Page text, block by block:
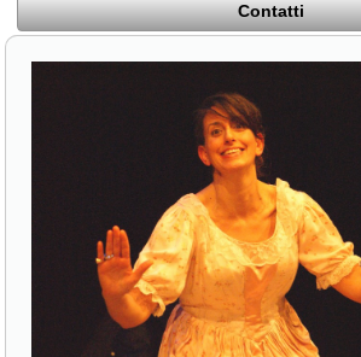
Contatti